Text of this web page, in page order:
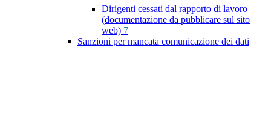
Dirigenti cessati dal rapporto di lavoro
(documentazione da pubblicare sul sito
web) 7
Sanzioni per mancata comunicazione dei dati